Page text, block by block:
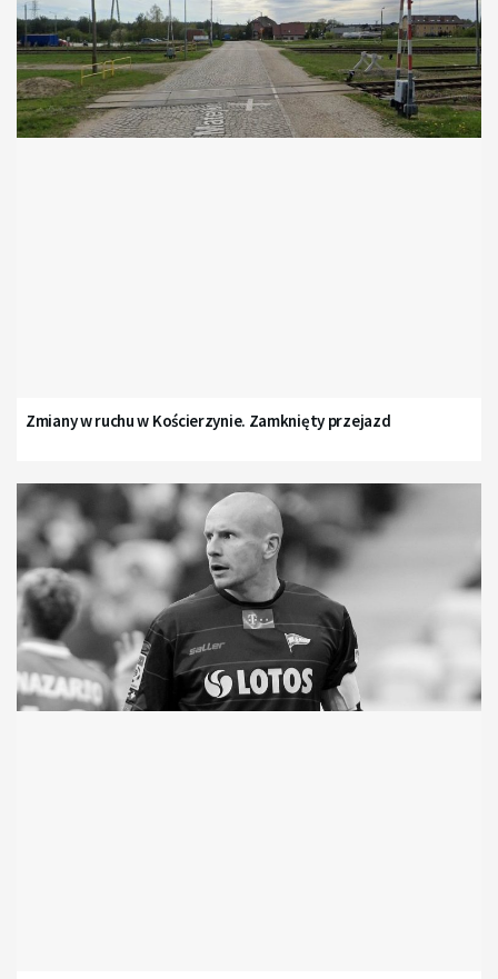
Zmiany w ruchu w Kościerzynie. Zamknięty przejazd